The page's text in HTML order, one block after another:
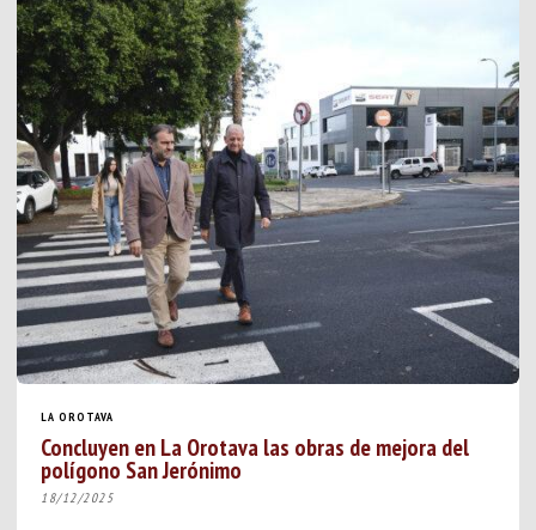
LA OROTAVA
Concluyen en La Orotava las obras de mejora del
polígono San Jerónimo
18/12/2025